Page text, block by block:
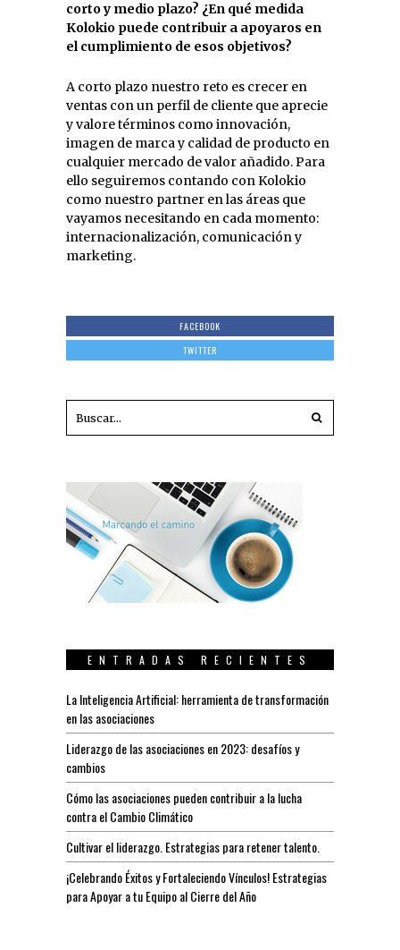
corto y medio plazo? ¿En qué medida
Kolokio puede contribuir a apoyaros en
el cumplimiento de esos objetivos?
A corto plazo nuestro reto es crecer en
ventas con un perfil de cliente que aprecie
y valore términos como innovación,
imagen de marca y calidad de producto en
cualquier mercado de valor añadido. Para
ello seguiremos contando con Kolokio
como nuestro partner en las áreas que
vayamos necesitando en cada momento:
internacionalización, comunicación y
marketing.
FACEBOOK
TWITTER
ENTRADAS RECIENTES
La Inteligencia Artificial: herramienta de transformación
en las asociaciones
Liderazgo de las asociaciones en 2023: desafíos y
cambios
Cómo las asociaciones pueden contribuir a la lucha
contra el Cambio Climático
Cultivar el liderazgo. Estrategias para retener talento.
¡Celebrando Éxitos y Fortaleciendo Vínculos! Estrategias
para Apoyar a tu Equipo al Cierre del Año